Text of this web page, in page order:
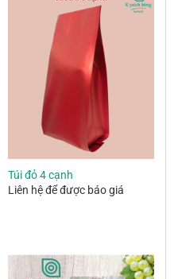
Túi đỏ 4 cạnh
Liên hệ để được báo giá